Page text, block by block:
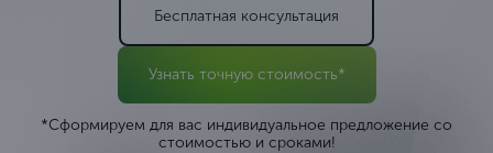
Бесплатная консультация
Узнать точную стоимость*
*Сформируем для вас индивидуальное предложение со
стоимостью и сроками!